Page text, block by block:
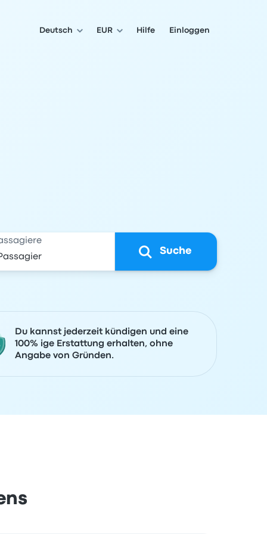
Deutsch EUR Hilfe Einloggen
Suche
Du kannst jederzeit kündigen und eine
100% ige Erstattung erhalten, ohne
Angabe von Gründen.